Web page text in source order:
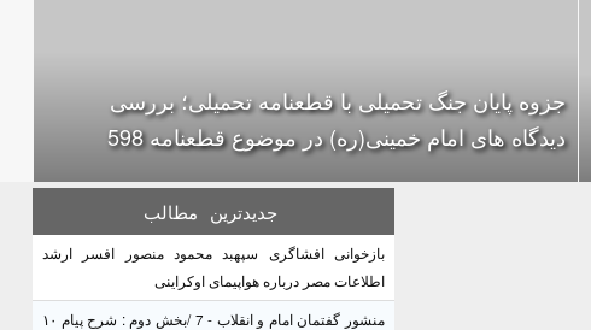
جزوه پایان جنگ تحمیلی با قطعنامه تحمیلی؛ بررسی
دیدگاه های امام خمینی(ره) در موضوع قطعنامه 598
جدیدترین مطالب
بازخوانی افشاگری سپهبد محمود منصور افسر ارشد
اطلاعات مصر درباره هواپیمای اوکراینی
منشور گفتمان امام و انقلاب - 7 /بخش دوم : شرح پیام ۱۰